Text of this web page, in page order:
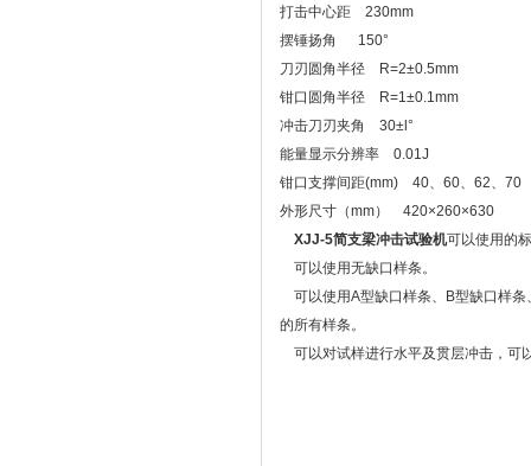
打击中心距 230mm
摆锤扬角 150°
刀刃圆角半径 R=2±0.5mm
钳口圆角半径 R=1±0.1mm
冲击刀刃夹角 30±l°
能量显示分辨率 0.01J
钳口支撑间距(mm) 40、60、62、70
外形尺寸（mm） 420×260×630
XJJ-5简支梁冲击试验机可以使用的
可以使用无缺口样条。
可以使用A型缺口样条、B型缺口样条
的所有样条。
可以对试样进行水平及贯层冲击，可